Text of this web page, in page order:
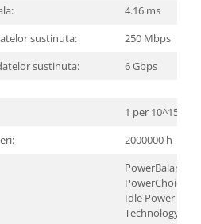
4.16 ms
sustinuta:
250 Mbps
sustinuta:
6 Gbps
1 per 10^15
2000000 h
PowerBalance
PowerChoice
Idle Power
Technology